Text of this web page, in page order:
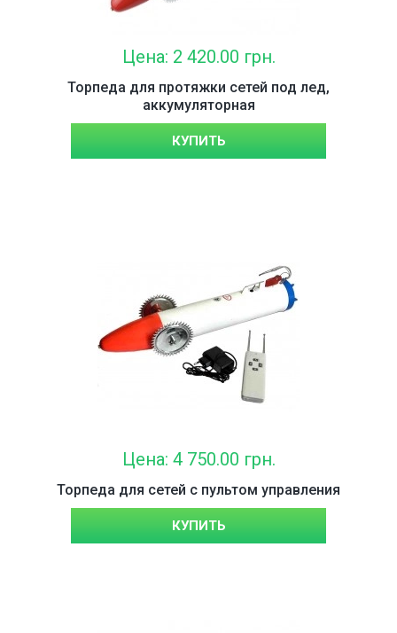
Цена: 2 420.00 грн.
Торпеда для протяжки сетей под лед,
аккумуляторная
КУПИТЬ
Цена: 4 750.00 грн.
Торпеда для сетей с пультом управления
КУПИТЬ